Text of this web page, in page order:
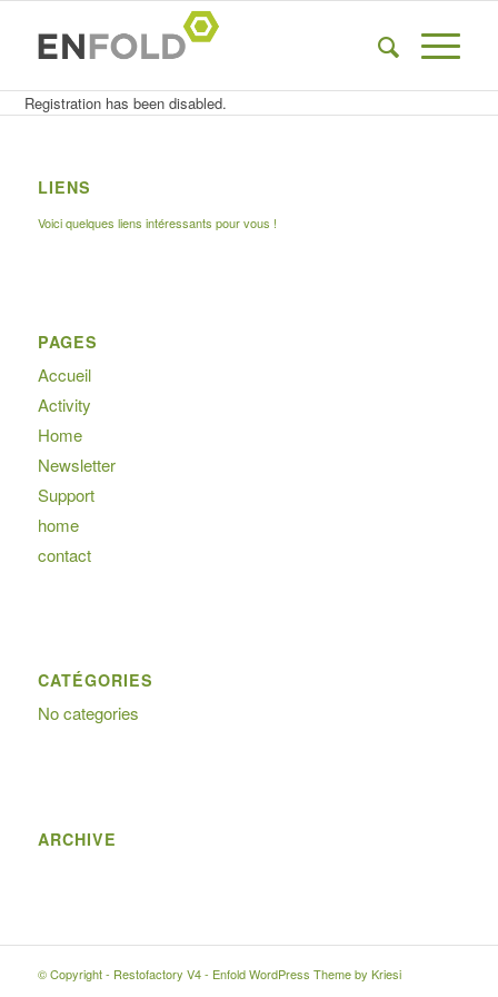
Registration has been disabled.
LIENS
Voici quelques liens intéressants pour vous !
PAGES
Accueil
Activity
Home
Newsletter
Support
home
contact
CATÉGORIES
No categories
ARCHIVE
© Copyright - Restofactory V4- Enfold WordPress Theme by Kriesi